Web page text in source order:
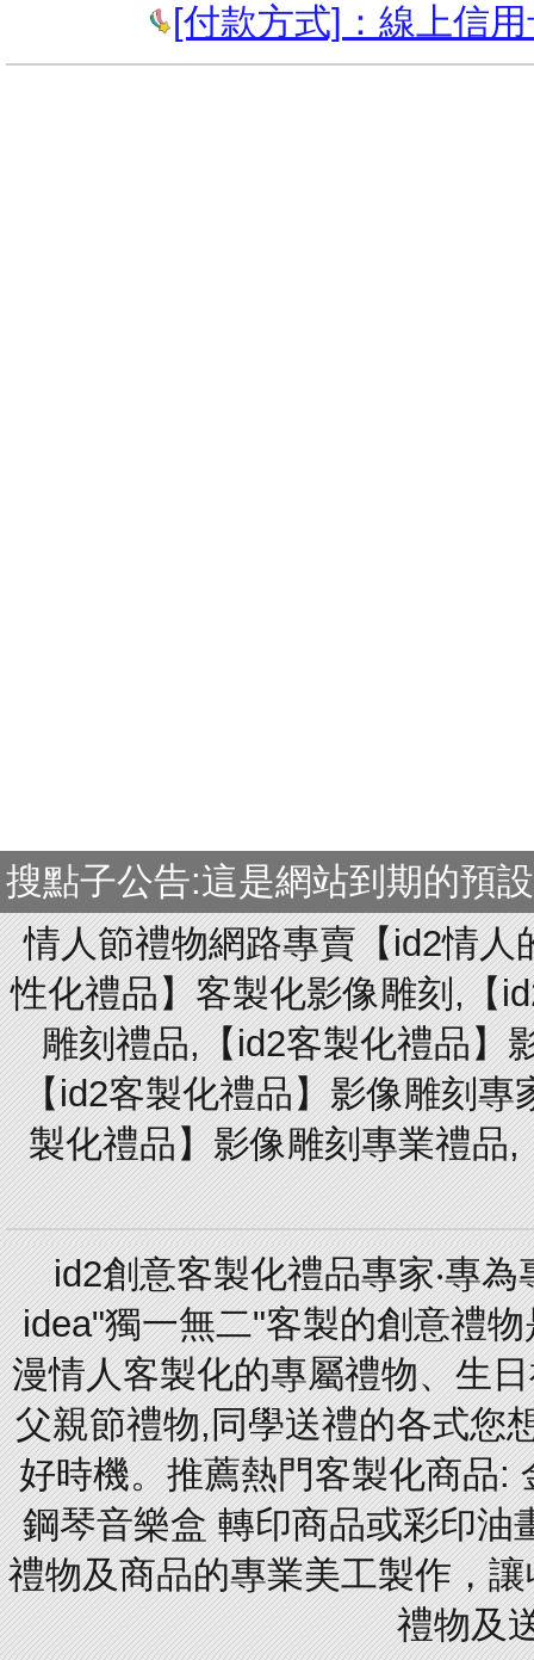
[付款方式]：線上信
搜點子公告:這是網站到期的預
情人節禮物網路專賣【id2情
性化禮品】客製化影像雕刻,【
雕刻禮品,【id2客製化禮品】
【id2客製化禮品】影像雕刻
製化禮品】影像雕刻專業禮品
id2創意客製化禮品專家‧專
idea"獨一無二"客製的創意禮
漫情人客製化的專屬禮物、生
父親節禮物,同學送禮的各式您
好時機。推薦熱門客製化商品:
鋼琴音樂盒 轉印商品或彩印油
禮物及商品的專業美工製作，
禮物及